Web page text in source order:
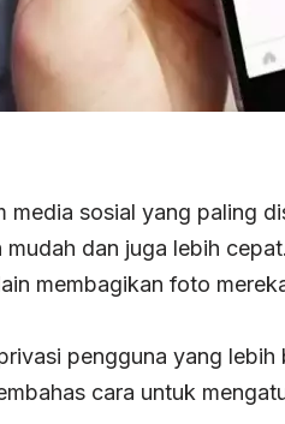
media sosial yang paling
dan juga lebih
membagikan foto
pengguna yang
cara untuk